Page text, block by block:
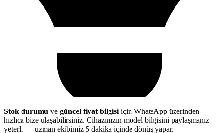
Stok durumu ve güncel fiyat bilgisi için WhatsApp üzerinden
hızlıca bize ulaşabilirsiniz. Cihazınızın model bilgisini paylaşmanız
yeterli — uzman ekibimiz 5 dakika içinde dönüş yapar.